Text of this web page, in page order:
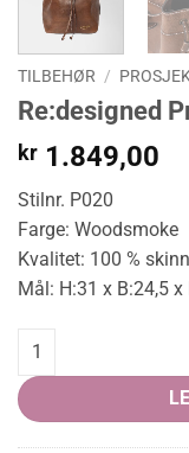
TILBEHØR /
Re:designed
kr 1.849,00
Stilnr. P020
Farge: Woodsmoke
Kvalitet: 100 % skinn
Mål: H:31 x B:24,5 x
Re:designed Project